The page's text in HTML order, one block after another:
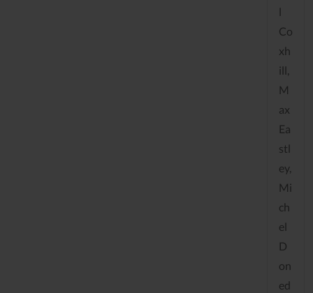
l
Co
xh
ill,
M
ax
Ea
stl
ey,
Mi
ch
el
D
on
ed